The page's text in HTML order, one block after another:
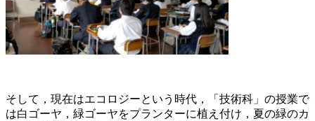
そして，現在はエコロジーという時代，「技術科」の授業で
は白ゴーヤ，緑ゴーヤをプランターに植え付け，夏の緑のカ